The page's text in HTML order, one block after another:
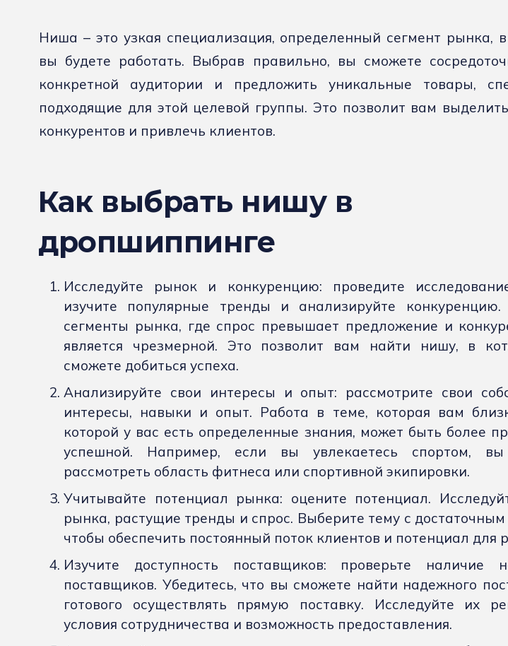
Ниша – это узкая специализация, определенный сегмент рынка,
вы будете работать. Выбрав правильно, вы сможете
конкретной аудитории и предложить уникальные товары,
подходящие для этой целевой группы. Это позволит вам
конкурентов и привлечь клиентов.
Как выбрать нишу в
дропшиппинге
Исследуйте рынок и конкуренцию: проведите
изучите популярные тренды и анализируйте конкуренцию.
сегменты рынка, где спрос превышает предложение и
является чрезмерной. Это позволит вам найти нишу, в
сможете добиться успеха.
Анализируйте свои интересы и опыт: рассмотрите свои
интересы, навыки и опыт. Работа в теме, которая вам
которой у вас есть определенные знания, может быть более
успешной. Например, если вы увлекаетесь спортом,
рассмотреть область фитнеса или спортивной экипировки.
Учитывайте потенциал рынка: оцените потенциал.
рынка, растущие тренды и спрос. Выберите тему с достаточным
чтобы обеспечить постоянный поток клиентов и потенциал для
Изучите доступность поставщиков: проверьте наличие
поставщиков. Убедитесь, что вы сможете найти надежного
готового осуществлять прямую поставку. Исследуйте их
условия сотрудничества и возможность предоставления.